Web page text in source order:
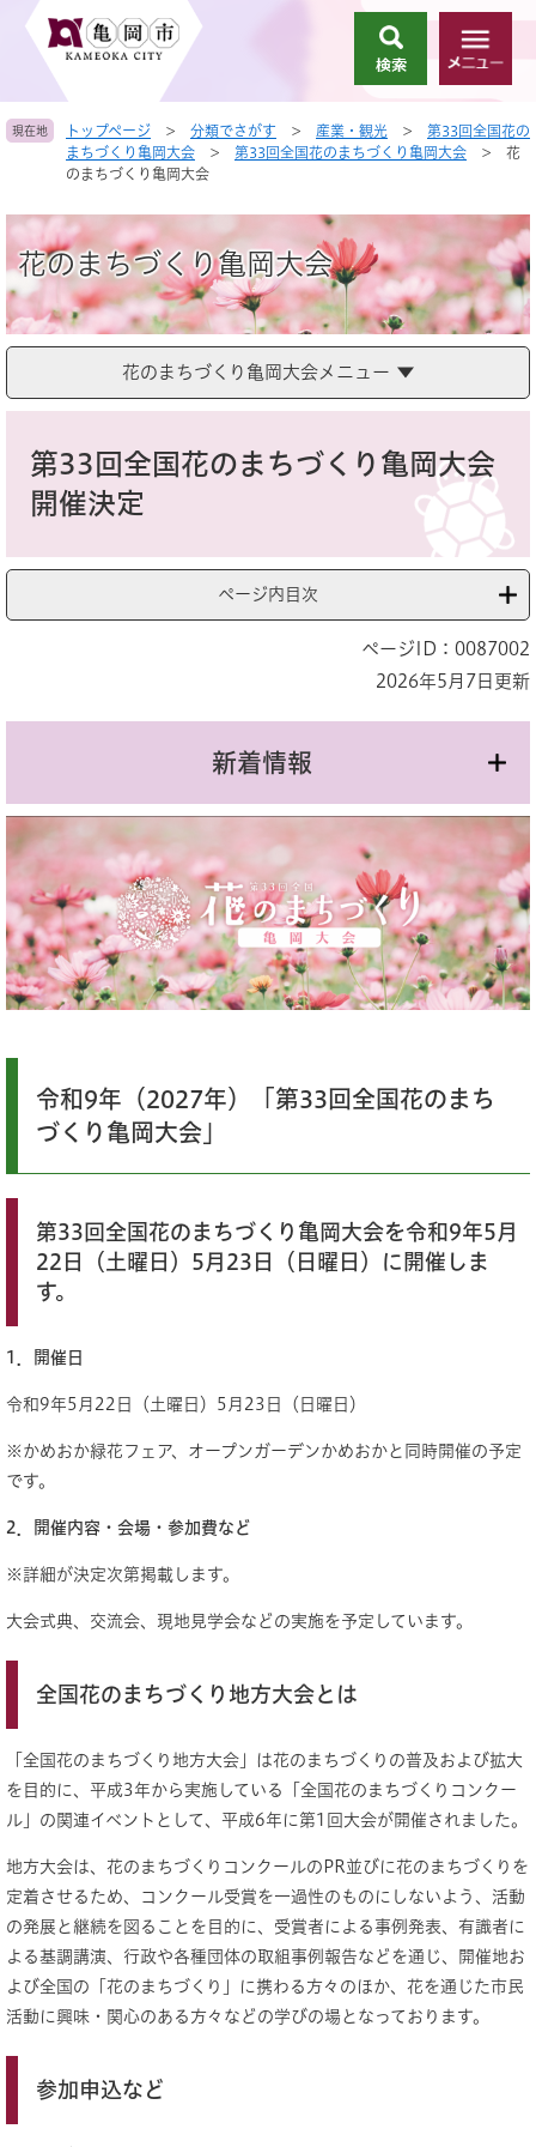
頭
。
飛
て
本
へ
索
メ
ニ
ー
現在地 トップページ > 分類でさがす > 産業・観光 >
第33回全国花の
まちづくり亀岡大会
> 第33回全国花のまちづくり亀岡大会 >
花
のまちづくり亀岡大会
花のまちづくり亀岡大会
花のまちづくり亀岡大会メニュー
第33回全国花のまちづくり亀岡大会
開催決定
ページ内目次
ページID：0087002
2026年5月7日更新
新着情報
令和9年（2027年）「第33回全国花のまち
づくり亀岡大会」
第33回全国花のまちづくり亀岡大会を令和9年5月
22日（土曜日）5月23日（日曜日）に開催しま
す。
1．開催日
令和9年5月22日（土曜日）5月23日（日曜日）
※かめおか緑花フェア、オープンガーデンかめおかと同時開催の予定
です。
2．開催内容・会場・参加費など
※詳細が決定次第掲載します。
大会式典、交流会、現地見学会などの実施を予定しています。
全国花のまちづくり地方大会とは
「全国花のまちづくり地方大会」は花のまちづくりの普及および拡大
を目的に、平成3年から実施している「全国花のまちづくりコンクー
ル」の関連イベントとして、平成6年に第1回大会が開催されました。
地方大会は、花のまちづくりコンクールのPR並びに花のまちづくりを
定着させるため、コンクール受賞を一過性のものにしないよう、活動
の発展と継続を図ることを目的に、受賞者による事例発表、有識者に
よる基調講演、行政や各種団体の取組事例報告などを通じ、開催地お
よび全国の「花のまちづくり」に携わる方々のほか、花を通じた市民
活動に興味・関心のある方々などの学びの場となっております。
参加申込など